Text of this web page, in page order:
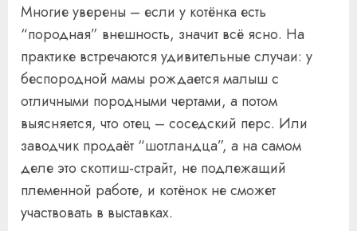
Многие уверены – если у котёнка есть
“породная” внешность, значит всё ясно. На
практике встречаются удивительные случаи: у
беспородной мамы рождается малыш с
отличными породными чертами, а потом
выясняется, что отец – соседский перс. Или
заводчик продаёт “шотландца”, а на самом
деле это скоттиш-страйт, не подлежащий
племенной работе, и котёнок не сможет
участвовать в выставках.